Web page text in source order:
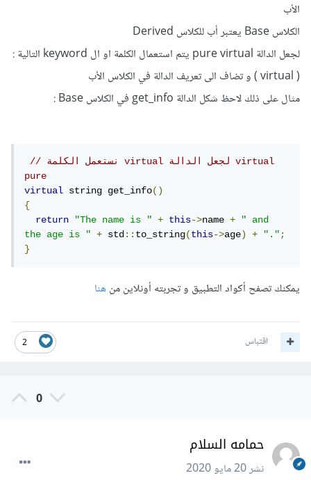
الأب
الكلاس Base يعتبر أب للكلاس Derived
لجعل الدالة pure virtual يتم استعمال الكلمة او ال keyword التالية :
( virtual ) و تضاف الى تعريف الدالة في الكلاس الأب
مثال على ذلك لاحظ شكل الدالة get_info في الكلاس Base :
// نستعمل الكلمة virtual لجعل الدالة virtual
pure
virtual string get_info()
{
return
"The name is " + this->name +
" and
the age is "
+ std::to_string(this->age) + ".";
}
يمكنك تصفح أكواد التطبيق و تجربته أونلاين منهنا
2 اقتباس
0
حمامه السلام
نشر20 مايو 2020